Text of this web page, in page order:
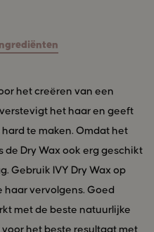
Ingrediënten
het creëren van een
het haar en geeft
te maken. Omdat het
de Dry Wax ook erg geschikt
Gebruik IVY Dry Wax op
haar vervolgens. Goed
met de beste natuurlijke
het beste resultaat met